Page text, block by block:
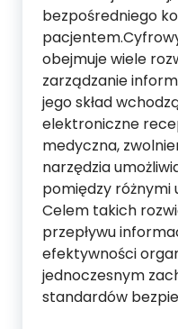
bezpośredniego
obejmuje wiele
zarządzanie
jego skład
elektroniczne
medyczna,
narzędzia
pomiędzy różnymi
Celem takich
przepływu
efektywności
jednoczesnym
standardów